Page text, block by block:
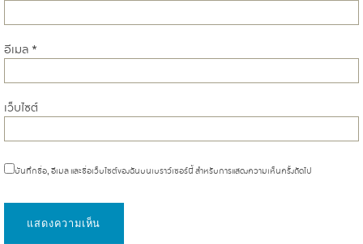
อีเมล *
เว็บไซต์
บันทึกชื่อ, อีเมล และชื่อเว็บไซต์ของฉันบนเบราว์เซอร์นี้ สำหรับการแสดงความเห็นครั้งถัดไป